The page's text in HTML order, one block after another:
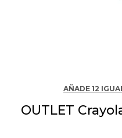
AÑADE 12
OUTLET